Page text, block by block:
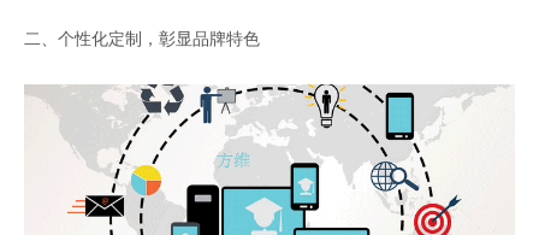
二、个性化定制，彰显品牌特色